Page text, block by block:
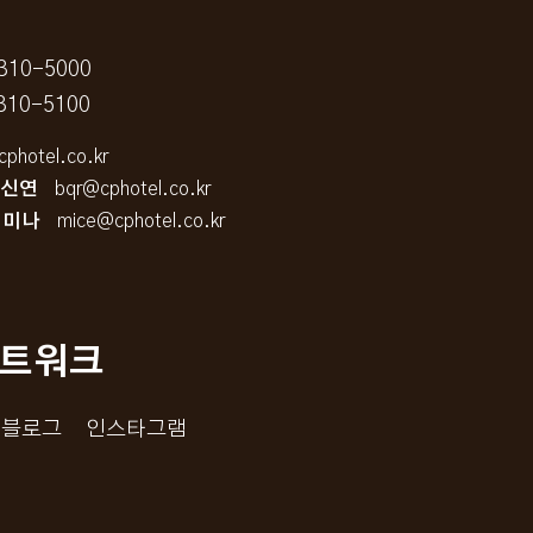
5000
5100
연
bqr@cphotel.co.kr
나
mice@cphotel.co.kr
워크
로그 인스타그램